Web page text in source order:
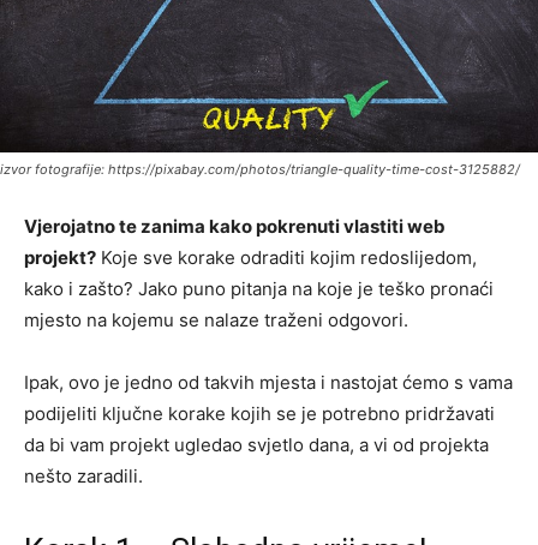
izvor fotografije: https://pixabay.com/photos/triangle-quality-time-cost-3125882/
Vjerojatno te zanima kako pokrenuti vlastiti web
projekt? Koje sve korake odraditi kojim redoslijedom,
kako i zašto? Jako puno pitanja na koje je teško pronaći
mjesto na kojemu se nalaze traženi odgovori.
Ipak, ovo je jedno od takvih mjesta i nastojat ćemo s vama
podijeliti ključne korake kojih se je potrebno pridržavati
da bi vam projekt ugledao svjetlo dana, a vi od projekta
nešto zaradili.